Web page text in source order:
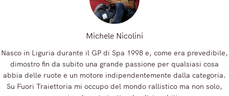
Michele Nicolini
Nasco in Liguria durante il GP di Spa 1998 e, come era prevedibile,
dimostro fin da subito una grande passione per qualsiasi cosa
abbia delle ruote e un motore indipendentemente dalla categoria.
Su Fuori Traiettoria mi occupo del mondo rallistico ma non solo,